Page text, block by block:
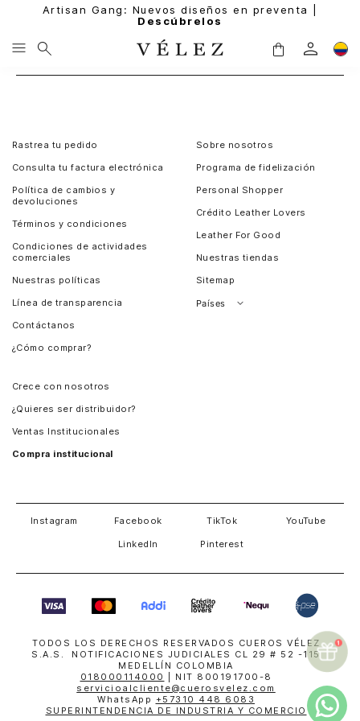
Artisan Gang: Nuevos diseños en preventa |
Descúbrelos
Rastrea tu pedido
Consulta tu factura electrónica
Política de cambios y
devoluciones
Términos y condiciones
Condiciones de actividades
comerciales
Nuestras políticas
Línea de transparencia
Contáctanos
¿Cómo comprar?
Sobre nosotros
Programa de fidelización
Personal Shopper
Crédito Leather Lovers
Leather For Good
Nuestras tiendas
Sitemap
Países
Crece con nosotros
¿Quieres ser distribuidor?
Ventas Institucionales
Compra institucional
Instagram Facebook TikTok YouTube
LinkedIn Pinterest
TODOS LOS DERECHOS RESERVADOS CUEROS VÉLEZ
S.A.S. NOTIFICACIONES JUDICIALES CL 29 # 52 -115
MEDELLÍN COLOMBIA
018000114000
| NIT 800191700-8
servicioalcliente@cuerosvelez.com
WhatsApp +57310 448 6083
SUPERINTENDENCIA DE INDUSTRIA Y COMERCIO